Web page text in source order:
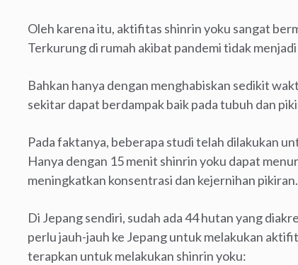
Oleh karena itu, aktifitas shinrin yoku sangat
Terkurung di rumah akibat pandemi tidak
Bahkan hanya dengan menghabiskan sedikit
sekitar dapat berdampak baik pada tubuh dan
Pada faktanya, beberapa studi telah dilakukan
Hanya dengan 15 menit shinrin yoku dapat
meningkatkan konsentrasi dan kejernihan pikiran.
Di Jepang sendiri, sudah ada 44 hutan yang
perlu jauh-jauh ke Jepang untuk melakukan
terapkan untuk melakukan shinrin yoku: